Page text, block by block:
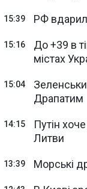
15:39 РФ
15:16
До +39 в
містах
15:04
Драпатим
14:15
Путін
Литви
13:39 Морські